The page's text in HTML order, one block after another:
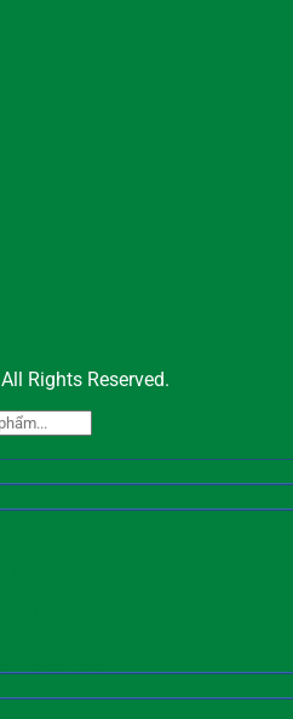
All Rights Reserved.